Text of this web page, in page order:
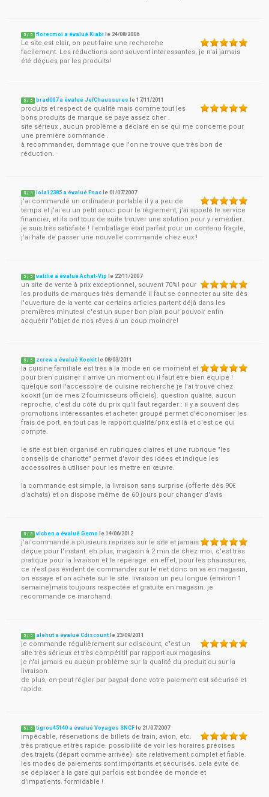
5 / 5 florecmoi a évalué Kiabi le 24/08/2006
Le site est clair, on peut faire une recherche
facilement. Les réductions sont souvent interessantes, je n'ai jamais
été déçues par les produits!
5 / 5 brad007 a évalué JefChaussures le17/11/2011
produits et respect de qualité mais comme tout les
bons produits de marque se paye assez cher .
site sérieux , aucun problème a déclaré en se qui me concerne pour
une première commande .
à recommander, dommage que l'on ne trouve que très bon de
réduction.
5 / 5 lola12385 a évalué Fnac le01/07/2007
j'ai commandé un ordinateur portable il y a peu de
temps et j'ai eu un petit souci pour le règlement, j'ai appelé le service
financier, et ils ont tous de suite trouver une solution pour y remédier.
je suis très satisfaite ! l'emballage était parfait pour un contenu fragile,
j'ai hâte de passer une nouvelle commande chez eux !
5 / 5 valilie a évalué Achat-Vip le 22/11/2007
un site de vente à prix exceptionnel, souvent 70%! pour
les produits de marques très demandé il faut se connecter au site dès
l'ouverture de la vente car certains articles partent déjà dans les
premières minutes! c'est un super bon plan pour pouvoir enfin
acquérir l'objet de nos rêves à un coup moindre!
5 / 5 zcrew a évalué Kookit le08/03/2011
la cuisine familiale est très à la mode en ce moment et
pour bien cuisiner il arrive un moment où il faut être bien équipé !
quelque soit l'accessoire de cuisine recherché je l'ai trouvé chez
kookit (un de mes 2 fournisseurs officiels). question qualité, aucun
reproche, c'est du côté du prix qu'il faut regarder : il y a souvent des
promotions intéressantes et acheter groupé permet d'économiser les
frais de port. en tout cas le rapport qualité/prix est là et c'est ce qui
compte.
le site est bien organisé en rubriques claires et une rubrique "les
conseils de charlotte" permet d'avoir des idées et indique les
accessoires à utiliser pour les mettre en œuvre.
la commande est simple, la livraison sans surprise (offerte dès 90€
d'achats) et on dispose même de 60 jours pour changer d'avis
5 / 5 vicben a évalué Gemo le14/06/2012
j'ai commandé à plusieurs reprises sur le site et jamais
déçue pour l'instant. en plus, magasin à 2 min de chez moi, c'est très
pratique pour la livraison et le repérage. en effet, pour les chaussures,
ce n'est pas évident de commander sur le net donc on va en magasin,
on essaye et on achète sur le site. livraison un peu longue (environ 1
semaine)mais toujours respectée et gratuite en magasin. je
recommande ce marchand.
5 / 5 alehut a évalué Cdiscount le 23/09/2011
je commande régulièrement sur cdiscount, c'est un
site très sérieux et très compétitif par rapport aux magasins.
je n'ai jamais eu aucun problème sur la qualité du produit ou sur la
livraison.
de plus, on peut régler par paypal donc votre paiement est sécurisé et
rapide.
5 / 5 tigrou45140 a évalué Voyages SNCF le 21/07/2007
impécable, réservations de billets de train, avion, etc.
très pratique et très rapide. possibilité de voir les horaires précises
des trajets (départ comme arrivée). site relativement complet et fiable.
les modes de paiements sont importants et sécurisés. cela évite de
se déplacer à la gare qui parfois est bondée de monde et
d'impatients. formidable !